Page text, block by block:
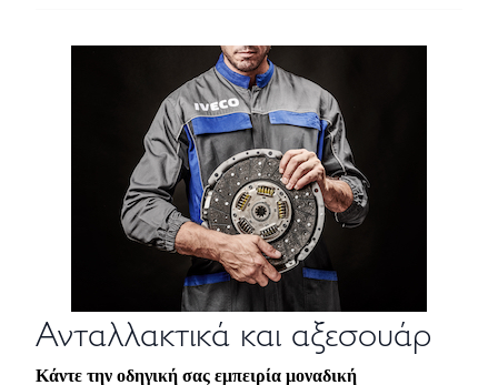
Ανταλλακτικά και αξεσουάρ
Κάντε την οδηγική σας εμπειρία μοναδική